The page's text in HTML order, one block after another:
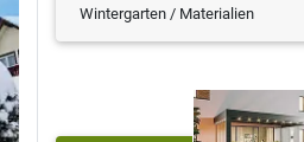
Wintergarten / Materialien